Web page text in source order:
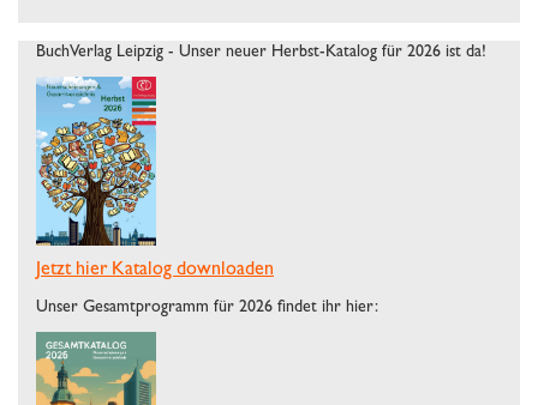
BuchVerlag Leipzig - Unser neuer Herbst-Katalog für 2026 ist da!
Jetzt hier Katalog downloaden
Unser Gesamtprogramm für 2026 findet ihr hier: